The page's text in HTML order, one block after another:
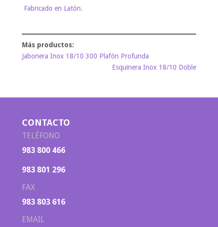
Fabricado en Latón.
Jabonera Inox 18/10 300 Plafón Profunda
Esquinera Inox 18/10 Doble
CONTACTO
TELÉFONO
983 800 466
983 801 296
FAX
983 803 616
EMAIL